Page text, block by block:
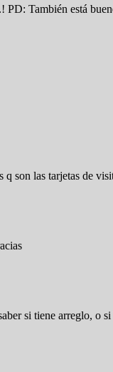
También está
son las tarjetas de
si tiene arreglo, o